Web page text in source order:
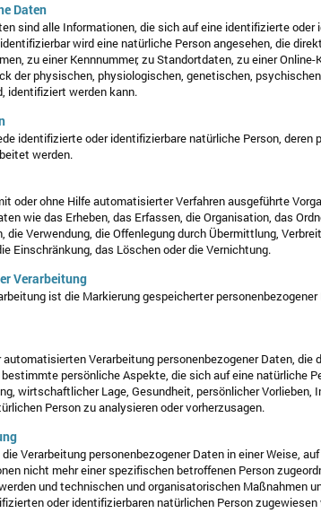
Daten
sind alle Informationen, die sich auf eine identifizierte
wird eine natürliche Person angesehen, die
zu einer Kennnummer, zu Standortdaten, zu einer
der physischen, physiologischen, genetischen,
identifiziert werden kann.
identifizierte oder identifizierbare natürliche Person, deren
werden.
oder ohne Hilfe automatisierter Verfahren ausgeführte
wie das Erheben, das Erfassen, die Organisation, das
die Verwendung, die Offenlegung durch Übermittlung,
Einschränkung, das Löschen oder die Vernichtung.
Verarbeitung
ist die Markierung gespeicherter
Verarbeitung personenbezogener Daten,
persönliche Aspekte, die sich auf eine natürliche
wirtschaftlicher Lage, Gesundheit, persönlicher
Person zu analysieren oder vorherzusagen.
Verarbeitung personenbezogener Daten in einer Weise,
nicht mehr einer spezifischen betroffenen Person
und technischen und organisatorischen Maßnahmen
oder identifizierbaren natürlichen Person zugewiesen